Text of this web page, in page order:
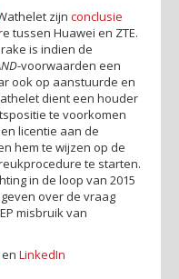
zijn conclusie
tussen Huawei en ZTE.
is indien de
-voorwaarden een
ook op aanstuurde en
dient een houder
te voorkomen
licentie aan de
hem te wijzen op de
te starten.
in de loop van 2015
over de vraag
misbruik van
en LinkedIn